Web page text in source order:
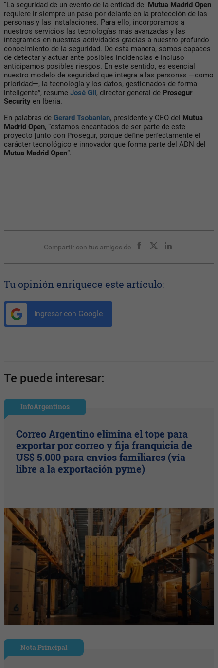
“La seguridad de un evento de la entidad del Mutua Madrid Open
requiere ir siempre un paso por delante en la protección de las
personas y las instalaciones. Para ello, incorporamos a
nuestros servicios las tecnologías más avanzadas y las
integramos en nuestras actividades gracias a nuestro profundo
conocimiento de la seguridad. De esta manera, somos capaces
de detectar y actuar ante posibles incidencias e incluso
anticipamos posibles riesgos. En este sentido, es esencial
nuestro modelo de seguridad que integra a las personas —como
prioridad—, la tecnología y los datos, gestionados de forma
inteligente”, resume José Gil, director general de Prosegur
Security en Iberia.
En palabras de Gerard Tsobanian, presidente y CEO del Mutua
Madrid Open, “estamos encantados de ser parte de este
proyecto junto con Prosegur, porque define perfectamente el
carácter tecnológico e innovador que forma parte del ADN del
Mutua Madrid Open”.
Compartir con tus amigos de
Tu opinión enriquece este artículo:
Ingresar con Google
Te puede interesar:
InfoArgentinos
Correo Argentino elimina el tope para
exportar por correo y fija franquicia de
US$ 5.000 para envíos familiares (vía
libre a la exportación pyme)
Nota Principal